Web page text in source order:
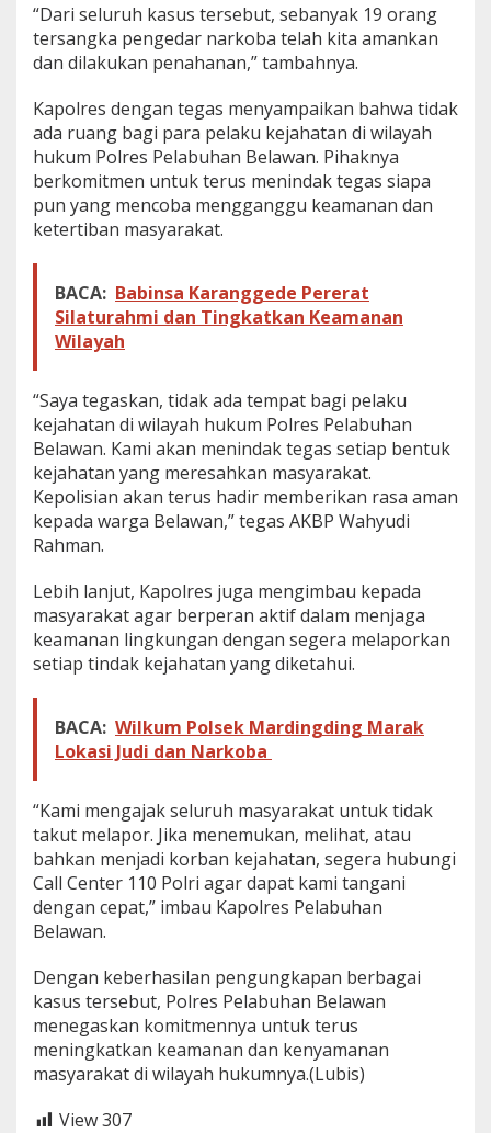
n
d
i
B
l
a
w
a
n
“Dari seluruh kasus tersebut, sebanyak 19 orang
tersangka pengedar narkoba telah kita amankan
dan dilakukan penahanan,” tambahnya.
Kapolres dengan tegas menyampaikan bahwa tidak
ada ruang bagi para pelaku kejahatan di wilayah
hukum Polres Pelabuhan Belawan. Pihaknya
berkomitmen untuk terus menindak tegas siapa
pun yang mencoba mengganggu keamanan dan
ketertiban masyarakat.
BACA: Babinsa Karanggede Pererat
Silaturahmi dan Tingkatkan Keamanan
Wilayah
“Saya tegaskan, tidak ada tempat bagi pelaku
kejahatan di wilayah hukum Polres Pelabuhan
Belawan. Kami akan menindak tegas setiap bentuk
kejahatan yang meresahkan masyarakat.
Kepolisian akan terus hadir memberikan rasa aman
kepada warga Belawan,” tegas AKBP Wahyudi
Rahman.
Lebih lanjut, Kapolres juga mengimbau kepada
masyarakat agar berperan aktif dalam menjaga
keamanan lingkungan dengan segera melaporkan
setiap tindak kejahatan yang diketahui.
BACA: Wilkum Polsek Mardingding Marak
Lokasi Judi dan Narkoba
“Kami mengajak seluruh masyarakat untuk tidak
takut melapor. Jika menemukan, melihat, atau
bahkan menjadi korban kejahatan, segera hubungi
Call Center 110 Polri agar dapat kami tangani
dengan cepat,” imbau Kapolres Pelabuhan
Belawan.
Dengan keberhasilan pengungkapan berbagai
kasus tersebut, Polres Pelabuhan Belawan
menegaskan komitmennya untuk terus
meningkatkan keamanan dan kenyamanan
masyarakat di wilayah hukumnya.(Lubis)
View307